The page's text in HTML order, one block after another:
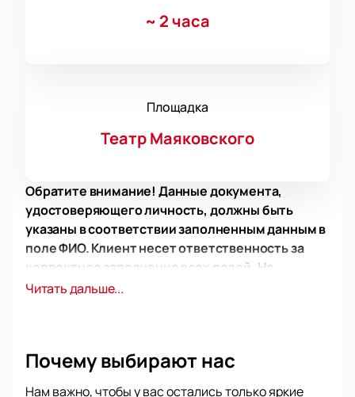
~ 2 часа
Площадка
Театр Маяковского
Обратите внимание! Данные документа,
удостоверяющего личность, должны быть
указаны в соответствии заполненным данным в
поле ФИО. Клиент несет ответственность за
корректное заполнение всех полей. Не
забудьте взять документ с собой!
Режиссёр:Роман Самгин
Читать дальше...
Почему выбирают нас
Нам важно, чтобы у вас остались только яркие